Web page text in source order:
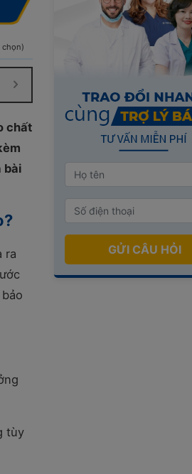
chất
bài
ra
tùy
GỬI CÂU HỎI